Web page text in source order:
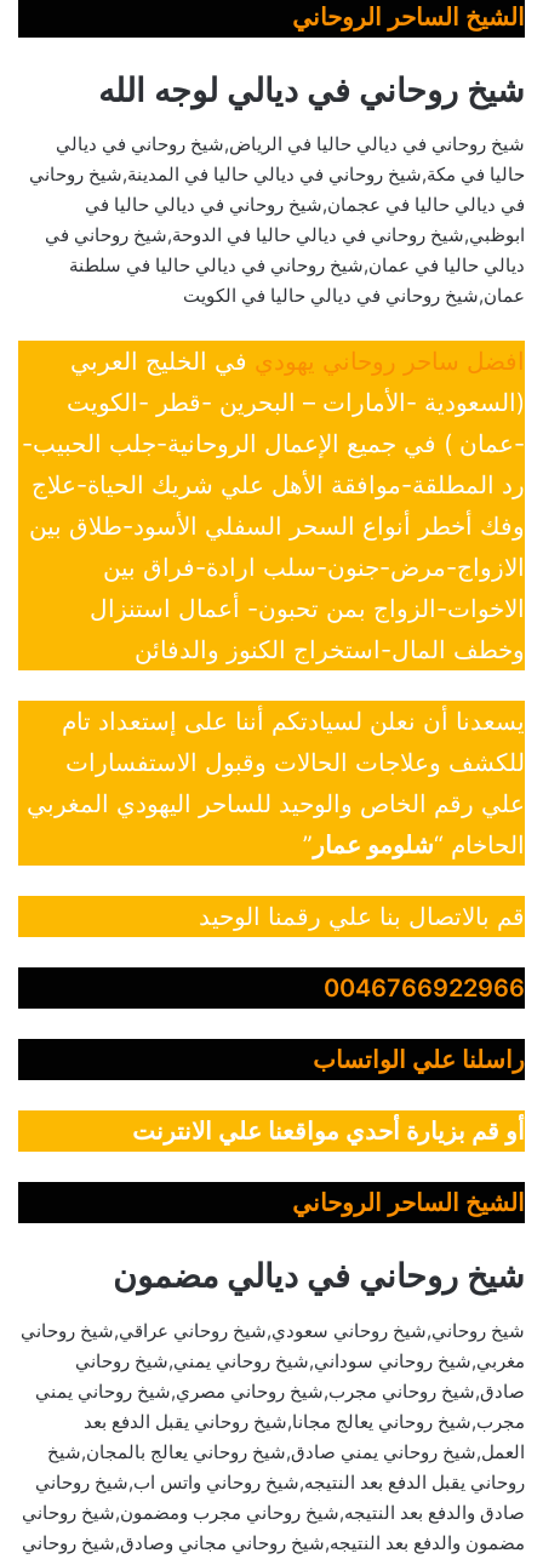
الشيخ الساحر الروحاني
شيخ روحاني في ديالي لوجه الله
شيخ روحاني في ديالي حاليا في الرياض,شيخ روحاني في ديالي
حاليا في مكة,شيخ روحاني في ديالي حاليا في المدينة,شيخ روحاني
في ديالي حاليا في عجمان,شيخ روحاني في ديالي حاليا في
ابوظبي,شيخ روحاني في ديالي حاليا في الدوحة,شيخ روحاني في
ديالي حاليا في عمان,شيخ روحاني في ديالي حاليا في سلطنة
عمان,شيخ روحاني في ديالي حاليا في الكويت
افضل ساحر روحاني يهودي في الخليج العربي
(السعودية -الأمارات – البحرين -قطر -الكويت
-عمان ) في جميع الإعمال الروحانية-جلب الحبيب-
رد المطلقة-موافقة الأهل علي شريك الحياة-علاج
وفك أخطر أنواع السحر السفلي الأسود-طلاق بين
الازواج-مرض-جنون-سلب ارادة-فراق بين
الاخوات-الزواج بمن تحبون- أعمال استنزال
وخطف المال-استخراج الكنوز والدفائن
يسعدنا أن نعلن لسيادتكم أننا على إستعداد تام
للكشف وعلاجات الحالات وقبول الاستفسارات
علي رقم الخاص والوحيد للساحر اليهودي المغربي
الحاخام “شلومو عمار ”
قم بالاتصال بنا علي رقمنا الوحيد
0046766922966
راسلنا علي الواتساب
أو قم بزيارة أحدي مواقعنا علي الانترنت
الشيخ الساحر الروحاني
شيخ روحاني في ديالي مضمون
شيخ روحاني,شيخ روحاني سعودي,شيخ روحاني عراقي,شيخ روحاني
مغربي,شيخ روحاني سوداني,شيخ روحاني يمني,شيخ روحاني
صادق,شيخ روحاني مجرب,شيخ روحاني مصري,شيخ روحاني يمني
مجرب,شيخ روحاني يعالج مجانا,شيخ روحاني يقبل الدفع بعد
العمل,شيخ روحاني يمني صادق,شيخ روحاني يعالج بالمجان,شيخ
روحاني يقبل الدفع بعد النتيجه,شيخ روحاني واتس اب,شيخ روحاني
صادق والدفع بعد النتيجه,شيخ روحاني مجرب ومضمون,شيخ روحاني
مضمون والدفع بعد النتيجه,شيخ روحاني مجاني وصادق,شيخ روحاني